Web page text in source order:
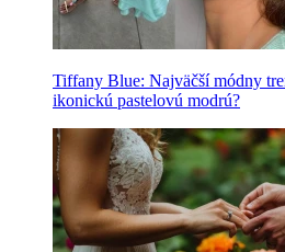
Tiffany Blue: Najväčší módny
ikonickú pastelovú modrú?